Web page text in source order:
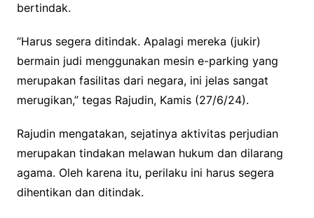
bertindak.
“Harus segera ditindak. Apalagi mereka (jukir)
bermain judi menggunakan mesin e-parking yang
merupakan fasilitas dari negara, ini jelas sangat
merugikan,” tegas Rajudin, Kamis (27/6/24).
Rajudin mengatakan, sejatinya aktivitas perjudian
merupakan tindakan melawan hukum dan dilarang
agama. Oleh karena itu, perilaku ini harus segera
dihentikan dan ditindak.